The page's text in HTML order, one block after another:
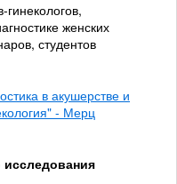
женских
студентов
в акушерстве и
- Мерц
исследования